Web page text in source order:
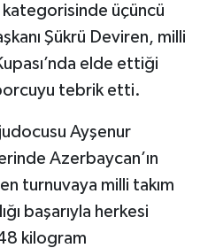
kategorisinde üçüncü
Şükrü Deviren, milli
elde ettiği
tebrik etti.
Ayşenur
Azerbaycan’ın
turnuvaya milli takım
başarıyla herkesi
kilogram